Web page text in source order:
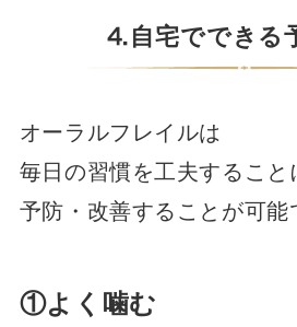
⒋自宅でできる
オーラルフレイルは
毎日の習慣を工夫すること
予防・改善することが可能
①よく噛む